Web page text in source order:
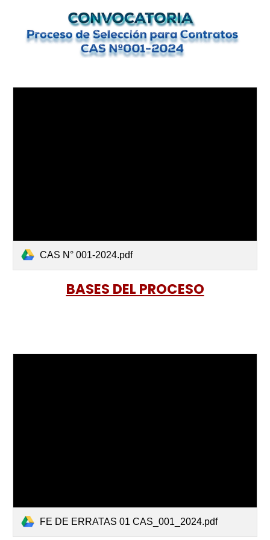
CAS N° 001-2024.pdf
BASES DEL PROCESO
FE DE ERRATAS 01 CAS_001_2024.pdf